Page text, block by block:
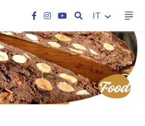
CERCA
IT
CC